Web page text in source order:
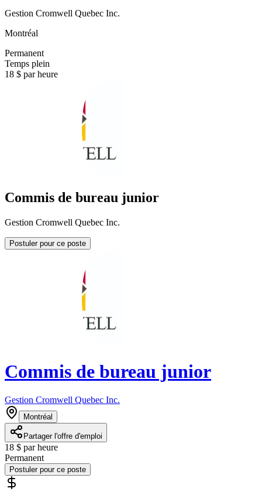
Gestion Cromwell Quebec Inc.
Montréal
Permanent
Temps plein
18 $ par heure
Commis de bureau junior
Gestion Cromwell Quebec Inc.
Postuler pour ce poste
Commis de bureau junior
Gestion Cromwell Quebec Inc.
Montréal
Partager l'offre d'emploi
18 $ par heure
Permanent
Postuler pour ce poste